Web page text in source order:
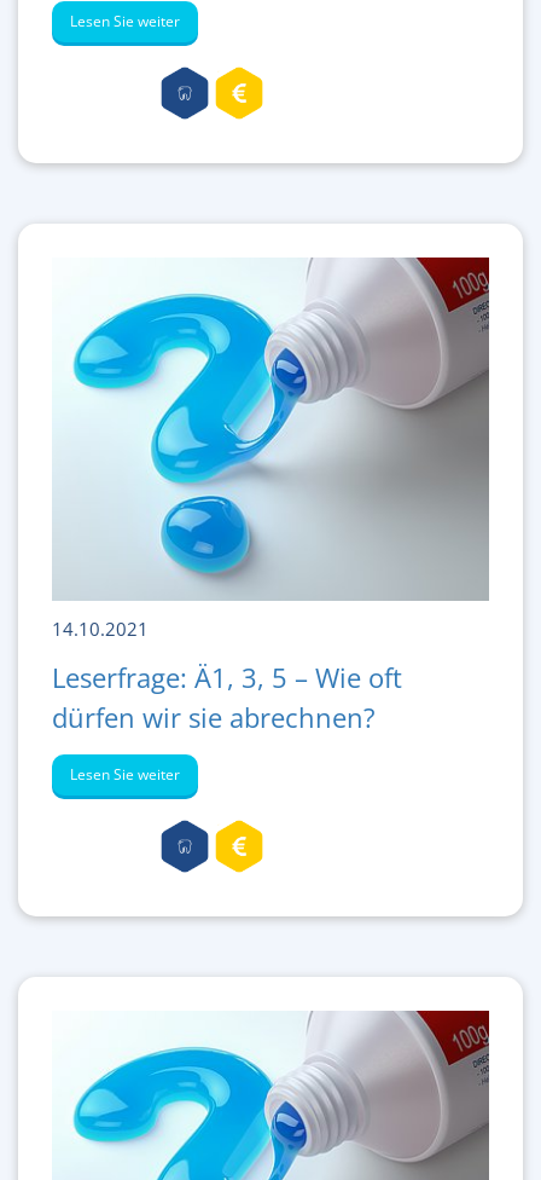
Lesen Sie weiter
14.10.2021
Leserfrage: Ä1, 3, 5 – Wie oft
dürfen wir sie abrechnen?
Lesen Sie weiter